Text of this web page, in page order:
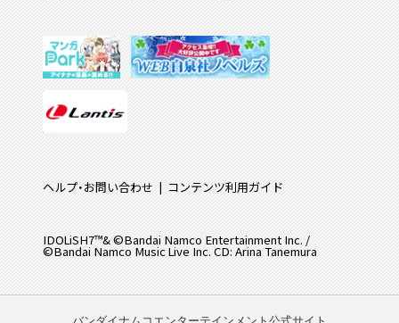
ヘルプ・お問い合わせ コンテンツ利用ガイド
IDOLiSH7™& ©Bandai Namco Entertainment Inc. /
©Bandai Namco Music Live Inc. CD: Arina Tanemura